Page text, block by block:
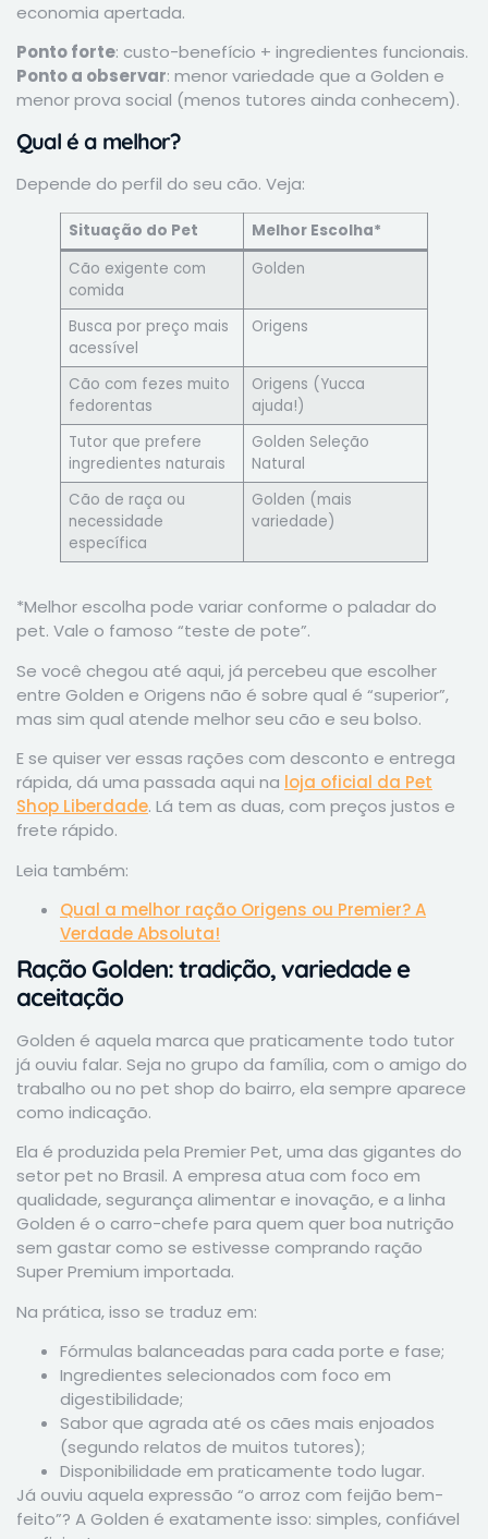
economia apertada.
Ponto forte: custo-benefício + ingredientes funcionais.
Ponto a observar: menor variedade que a Golden e
menor prova social (menos tutores ainda conhecem).
Qual é a melhor?
Depende do perfil do seu cão. Veja:
Situação do Pet
Melhor Escolha*
Cão exigente com
comida
Golden
Busca por preço mais
acessível
Origens
Cão com fezes muito
fedorentas
Origens (Yucca
ajuda!)
Tutor que prefere
ingredientes naturais
Golden Seleção
Natural
Cão de raça ou
necessidade
específica
Golden (mais
variedade)
*Melhor escolha pode variar conforme o paladar do
pet. Vale o famoso “teste de pote”.
Se você chegou até aqui, já percebeu que escolher
entre Golden e Origens não é sobre qual é “superior”,
mas sim qual atende melhor seu cão e seu bolso.
E se quiser ver essas rações com desconto e entrega
rápida, dá uma passada aqui na loja oficial da Pet
Shop Liberdade. Lá tem as duas, com preços justos e
frete rápido.
Leia também:
Qual a melhor ração Origens ou Premier? A
Verdade Absoluta!
Ração Golden: tradição, variedade e
aceitação
Golden é aquela marca que praticamente todo tutor
já ouviu falar. Seja no grupo da família, com o amigo do
trabalho ou no pet shop do bairro, ela sempre aparece
como indicação.
Ela é produzida pela Premier Pet, uma das gigantes do
setor pet no Brasil. A empresa atua com foco em
qualidade, segurança alimentar e inovação, e a linha
Golden é o carro-chefe para quem quer boa nutrição
sem gastar como se estivesse comprando ração
Super Premium importada.
Na prática, isso se traduz em:
Fórmulas balanceadas para cada porte e fase;
Ingredientes selecionados com foco em
digestibilidade;
Sabor que agrada até os cães mais enjoados
(segundo relatos de muitos tutores);
Disponibilidade em praticamente todo lugar.
Já ouviu aquela expressão “o arroz com feijão bem-
feito”? A Golden é exatamente isso: simples, confiável